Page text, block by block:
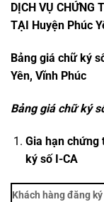
DỊCH VỤ CHỨNG
TẠI Huyện Phúc
Bảng giá chữ ký
Yên, Vĩnh Phúc
Bảng giá chữ ký
Gia hạn chứng
ký số I-CA
Khách hàng đăng